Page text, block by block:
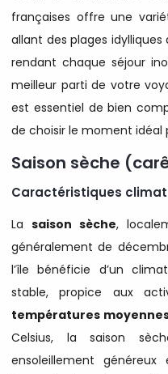
françaises offre une
allant des plages
rendant chaque séjour
meilleur parti de votre
est essentiel de bien
de choisir le moment idéal
Saison sèche
Caractéristiques
La saison sèche,
généralement de
l’île bénéficie d’un
stable, propice aux
températures
Celsius, la saison
ensoleillement